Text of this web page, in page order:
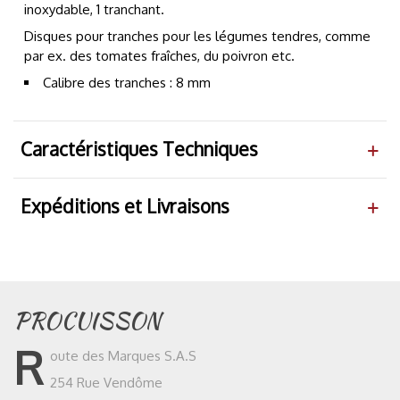
inoxydable, 1 tranchant.
Disques pour tranches pour les légumes tendres, comme
par ex. des tomates fraîches, du poivron etc.
Calibre des tranches : 8 mm
Caractéristiques Techniques
Expéditions et Livraisons
PROCUISSON
R oute des Marques S.A.S
254 Rue Vendôme